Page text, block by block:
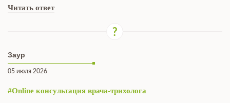
Читать ответ
Заур
05 июля 2026
#Online консультация врача-трихолога